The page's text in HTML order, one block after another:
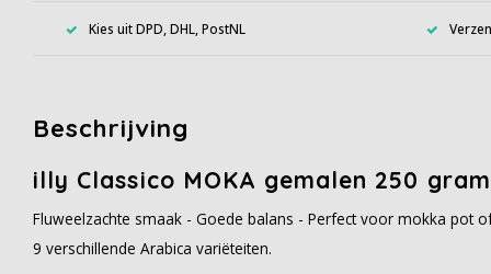
Kies uit DPD, DHL, PostNL
Beschrijving
illy Classico MOKA gemalen 250 gram
Fluweelzachte smaak - Goede balans - Perfect voor mokka pot
9 verschillende Arabica variëteiten.